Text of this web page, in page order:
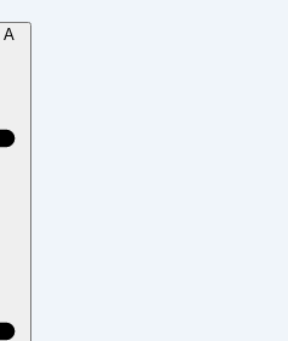
A